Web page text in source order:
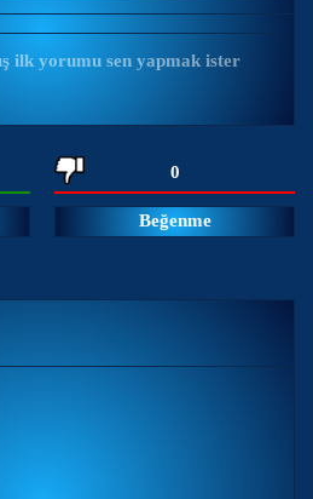
ilk yorumu sen yapmak ister
0
Beğenme